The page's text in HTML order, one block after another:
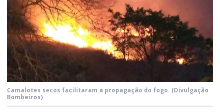
Camalotes secos facilitaram a propagação do fogo. (Divulgação
Bombeiros)